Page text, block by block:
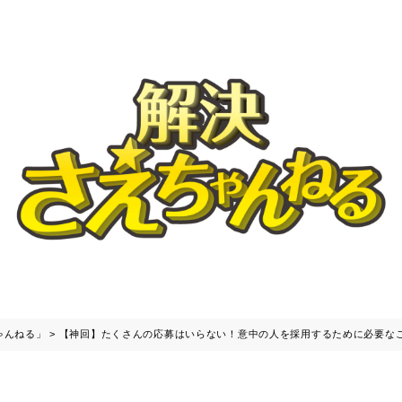
ねる」 > 【神回】たくさんの応募はいらない！意中の人を採用するために必要な